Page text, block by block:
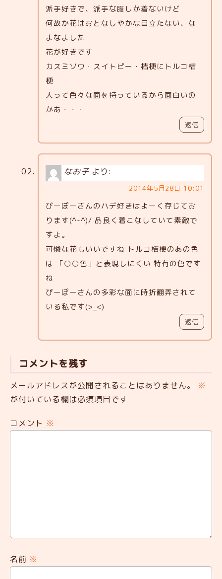
派手好きで、派手な服しか着ないけど
何故か花はおとなしやかな目立たない、な
よなよした
花が好きです
カスミソウ・スイトピー・桔梗にトルコ桔
梗
人って色々な面を持っているから面白いの
かあ・・・
返信
なお子 より:
2014年5月28日 10:01
ぴーぽーさんのハデ好きはよーく存じてお
ります(^-^)/ 品良く着こなしていて素敵で
すよ。
可憐な花もいいですね トルコ桔梗のあの色
は 「○○色」と表現しにくい 特有の色です
ね
ぴーぽーさんの多彩な面に時折翻弄されて
いる私です(>_<)
返信
コメントを残す
メールアドレスが公開されることはありません。
※
が付いている欄は必須項目です
コメント ※
名前 ※